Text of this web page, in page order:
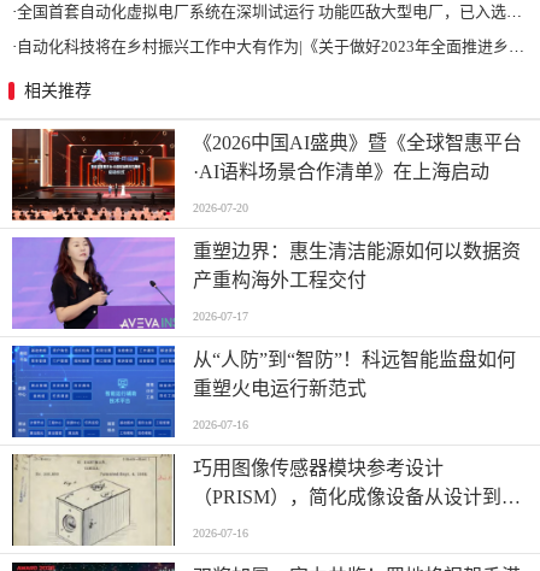
·全国首套自动化虚拟电厂系统在深圳试运行 功能匹敌大型电厂，已入选国际典型案例
· 自动化科技将在乡村振兴工作中大有作为|《关于做好2023年全面推进乡村振兴重点工作的意见》发布
相关推荐
《2026中国AI盛典》暨《全球智惠平台
·AI语料场景合作清单》在上海启动
2026-07-20
重塑边界：惠生清洁能源如何以数据资
产重构海外工程交付
2026-07-17
从“人防”到“智防”！科远智能监盘如何
重塑火电运行新范式
2026-07-16
巧用图像传感器模块参考设计
（PRISM），简化成像设备从设计到制
造的全流程
2026-07-16